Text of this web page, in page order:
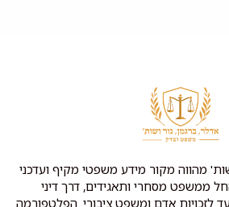
מהווה מקור מידע משפטי מקיף ועדכני
ממשפט מסחרי ותאגידים, דרך דיני
לזכויות אדם ומשפט ציבורי. הפלטפורמה